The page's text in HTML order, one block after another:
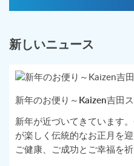
新しいニュース
新年のお便り～Kaizen吉田
新年が近づいてきています
が楽しく伝統的なお正月を
ご健康、ご成功とご幸福を祈